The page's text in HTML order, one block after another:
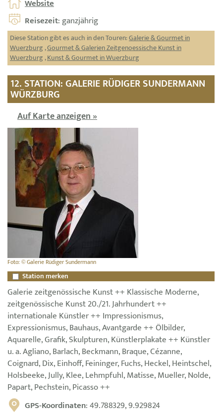
Website
Reisezeit: ganzjährig
Diese Station gibt es auch in den Touren:Galerie & Gourmet in
Wuerzburg ,Gourmet & Galerien Zeitgenoessische Kunst in
Wuerzburg ,Kunst & Gourmet in Wuerzburg
12. STATION: GALERIE RÜDIGER SUNDERMANN
WÜRZBURG
Auf Karte anzeigen »
Foto: © Galerie Rüdiger Sundermann
Station merken
Galerie zeitgenössische Kunst ++ Klassische Moderne,
zeitgenössische Kunst 20./21. Jahrhundert ++
internationale Künstler ++ Impressionismus,
Expressionismus, Bauhaus, Avantgarde ++ Ölbilder,
Aquarelle, Grafik, Skulpturen, Künstlerplakate ++ Künstler
u. a. Agliano, Barlach, Beckmann, Braque, Cézanne,
Coignard, Dix, Einhoff, Feininger, Fuchs, Heckel, Heintschel,
Holsbeeke, Jully, Klee, Lehmpfuhl, Matisse, Mueller, Nolde,
Papart, Pechstein, Picasso ++
GPS-Koordinaten: 49.788329, 9.929824